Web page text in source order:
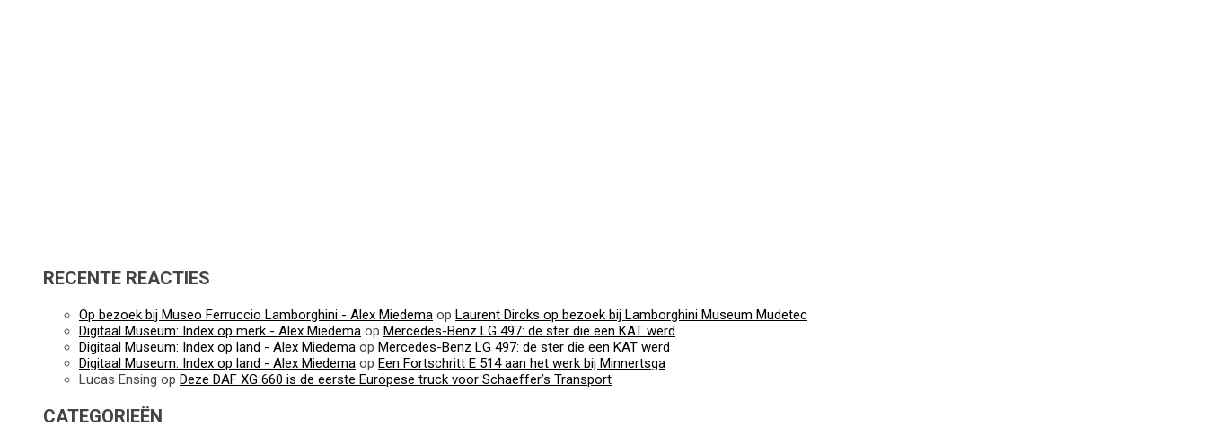
RECENTE REACTIES
Op bezoek bij Museo Ferruccio Lamborghini - Alex Miedema op Laurent Dircks op bezoek bij Lamborghini Museum Mudetec
Digitaal Museum: Index op merk - Alex Miedema op Mercedes-Benz LG 497: de ster die een KAT werd
Digitaal Museum: Index op land - Alex Miedema op Mercedes-Benz LG 497: de ster die een KAT werd
Digitaal Museum: Index op land - Alex Miedema op Een Fortschritt E 514 aan het werk bij Minnertsga
Lucas Ensing op Deze DAF XG 660 is de eerste Europese truck voor Schaeffer’s Transport
CATEGORIEËN